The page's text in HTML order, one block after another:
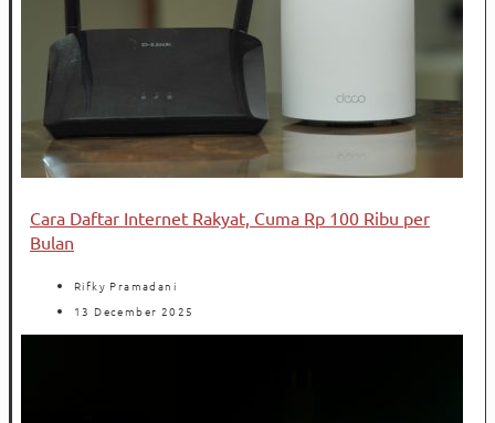
Cara Daftar Internet Rakyat, Cuma Rp 100 Ribu per
Bulan
Rifky Pramadani
13 December 2025